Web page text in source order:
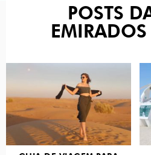
POSTS
EMIRADOS